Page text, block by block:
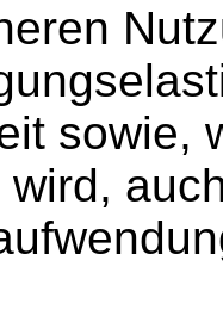
sowie,